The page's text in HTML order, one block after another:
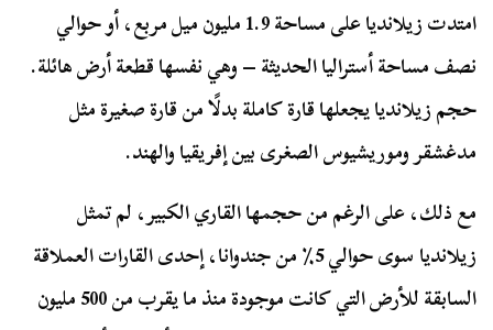
امتدت زيلانديا على مساحة 1.9 مليون ميل مربع، أو حوالي
نصف مساحة أستراليا الحديثة – وهي نفسها قطعة أرض هائلة.
حجم زيلانديا يجعلها قارة كاملة بدلًا من قارة صغيرة مثل
مدغشقر وموريشيوس الصغرى بين إفريقيا والهند.
مع ذلك، على الرغم من حجمها القاري الكبير، لم تمثل
زيلانديا سوى حوالي 5٪ من جندوانا، إحدى القارات العملاقة
السابقة للأرض التي كانت موجودة منذ ما يقرب من 500 مليون